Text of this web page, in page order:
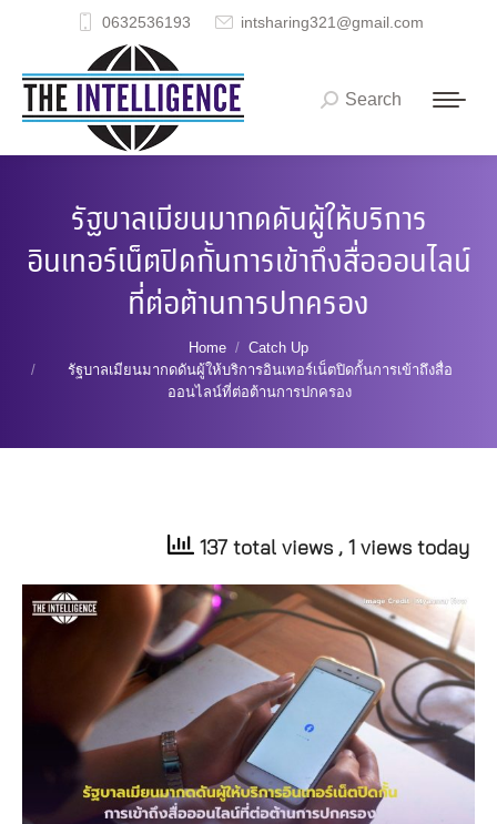
0632536193 intsharing321@gmail.com
Search:
Search
รัฐบาลเมียนมากดดันผู้ให้บริการ
อินเทอร์เน็ตปิดกั้นการเข้าถึงสื่อออนไลน์
ที่ต่อต้านการปกครอง
Home
Catch Up
รัฐบาลเมียนมากดดันผู้ให้บริการอินเทอร์เน็ตปิดกั้นการเข้าถึงสื่อ
ออนไลน์ที่ต่อต้านการปกครอง
137 total views , 1 views today